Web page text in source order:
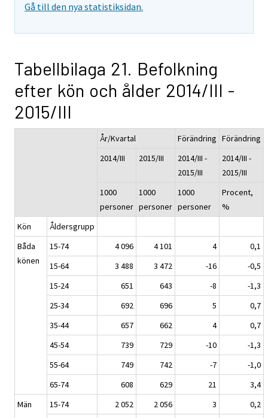
Gå till den nya statistiksidan.
Tabellbilaga 21. Befolkning
efter kön och ålder 2014/III -
2015/III
År/Kvartal Förändring Förändring
2014/III
2015/III
2014/III -
2015/III
2014/III -
2015/III
1000
personer
1000
personer
1000
personer
Procent,
%
Kön
Åldersgrupp
Båda
könen
15-74 4 096 4 101 4
0,1
15-64
3 488 3 472 -16
-0,5
15-24
651 643 -8
-1,3
25-34
692 696 5
0,7
35-44
657 662 4
0,7
45-54
739 729 -10
-1,3
55-64
749 742 -7
-1,0
65-74
608 629 21
3,4
Män
15-74 2 052 2 056 3
0,2